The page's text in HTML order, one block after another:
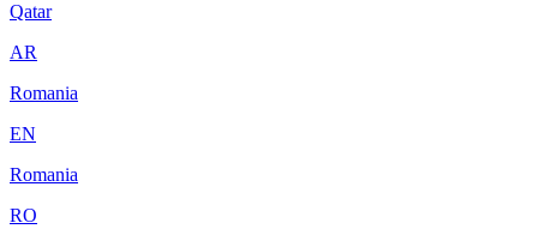
Qatar
AR
Romania
EN
Romania
RO